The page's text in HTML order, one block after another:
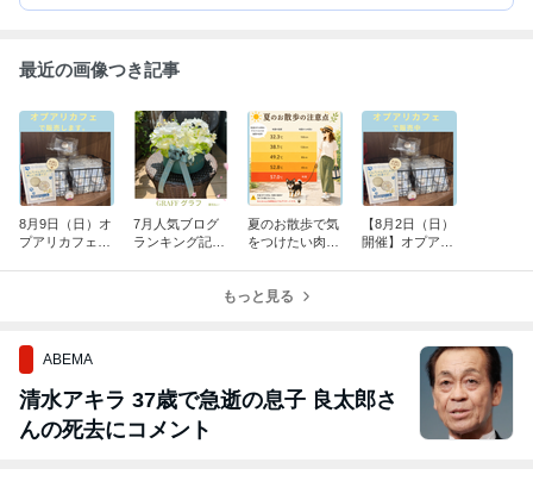
最近の画像つき記事
8月9日（日）オ
プアリカフェで
7月人気ブログ
ランキング記事
夏のお散歩で気
をつけたい肉球
犬を守るポイン
【8月2日（日）
開催】オプアリ
もっと見る
ABEMA
清水アキラ 37歳で急逝の息子 良太郎さ
んの死去にコメント